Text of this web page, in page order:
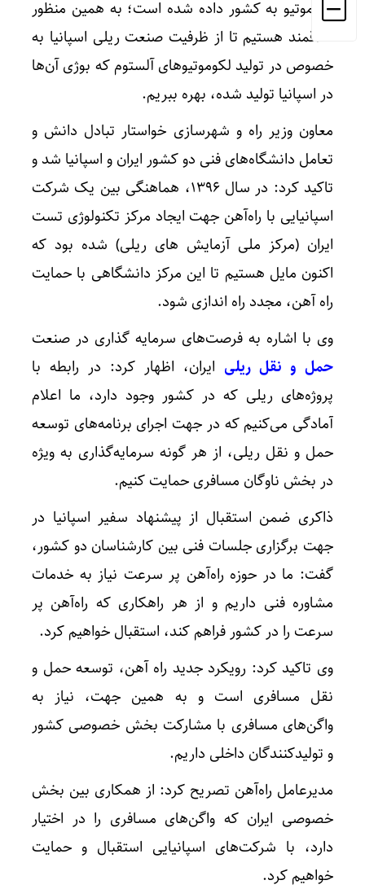
لکوموتیو به کشور داده شده است؛ به همین منظور
علاقمند هستیم تا از ظرفیت صنعت ریلی اسپانیا به
خصوص در تولید لکوموتیوهای آلستوم که بوژی آن‌ها
در اسپانیا تولید شده، بهره ببریم.
معاون وزیر راه و شهرسازی خواستار تبادل دانش و
تعامل دانشگاه‌های فنی دو کشور ایران و اسپانیا شد و
تاکید کرد: در سال ۱۳۹۶، هماهنگی بین یک شرکت
اسپانیایی با راه‌آهن جهت ایجاد مرکز تکنولوژی تست
ایران (مرکز ملی آزمایش های ریلی) شده بود که
اکنون مایل هستیم تا این مرکز دانشگاهی با حمایت
راه آهن، مجدد راه اندازی شود.
وی با اشاره به فرصت‌های سرمایه گذاری در صنعت
حمل و نقل ریلی ایران، اظهار کرد: در رابطه با
پروژه‌های ریلی که در کشور وجود دارد، ما اعلام
آمادگی می‌کنیم که در جهت اجرای برنامه‌های توسعه
حمل و نقل ریلی، از هر گونه سرمایه‌گذاری به ویژه
در بخش ناوگان مسافری حمایت کنیم.
ذاکری ضمن استقبال از پیشنهاد سفیر اسپانیا در
جهت برگزاری جلسات فنی بین کارشناسان دو کشور،
گفت: ما در حوزه راه‌آهن پر سرعت نیاز به خدمات
مشاوره‌ فنی داریم و از هر راهکاری که راه‌آهن پر
سرعت را در کشور فراهم کند، استقبال خواهیم کرد.
وی تاکید کرد: رویکرد جدید راه آهن، توسعه حمل و
نقل مسافری است و به همین جهت، نیاز به
واگن‌های مسافری با مشارکت بخش خصوصی کشور
و تولیدکنندگان داخلی داریم.
مدیرعامل راه‌آهن تصریح کرد: از همکاری بین بخش
خصوصی ایران که واگن‌های مسافری را در اختیار
دارد، با شرکت‌های اسپانیایی استقبال و حمایت
خواهیم کرد.